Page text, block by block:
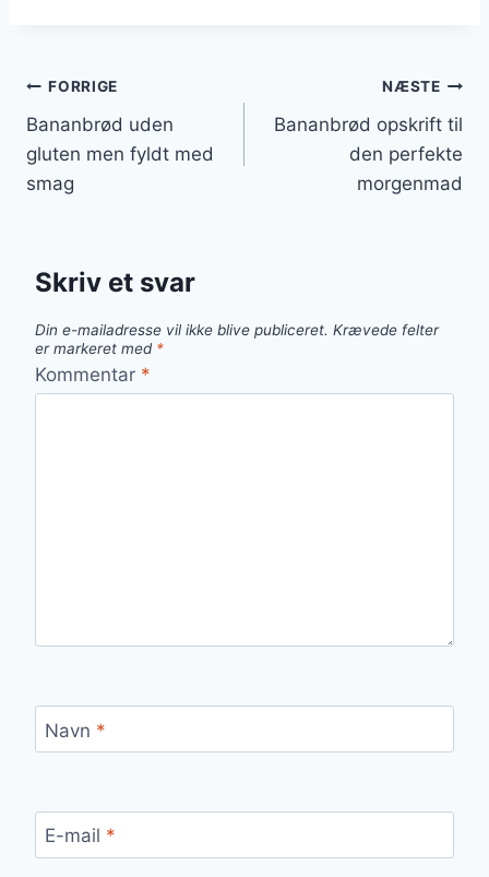
Indlægsnavigation
FORRIGE
Bananbrød uden
gluten men fyldt med
smag
NÆSTE
Bananbrød opskrift til
den perfekte
morgenmad
Skriv et svar
Din e-mailadresse vil ikke blive publiceret. Krævede felter
er markeret med *
Kommentar *
Navn *
E-mail *